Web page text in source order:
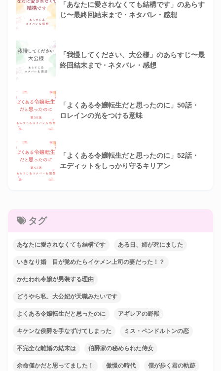
「あなたに愛されなくても結構です」のあらす
じ〜最終回結末まで・ネタバレ・感想
「我慢してください、大公様」のあらすじ〜最
終回結末まで・ネタバレ・感想
「よくある令嬢転生だと思ったのに」50話・
ロレインの光をつける意味
「よくある令嬢転生だと思ったのに」52話・
エディットをしっかり守るキリアン
タグ
あなたに愛されなくても結構です ある日、姉が死にました
いきなり婚 目が覚めたらイケメン上司の妻だった！？
かたわれ令嬢が男装する理由
どうやら私、大公妃が天職みたいです
よくある令嬢転生だと思ったのに アギレアの野獣
キケンな侯爵を手なずけてしまった ミス・ペンドルトンの恋
不完全な離婚の結末は 伯爵家の秘められた侍女
余命僅かだと思ってました！ 傲慢の時代 僕が歩く君の軌跡